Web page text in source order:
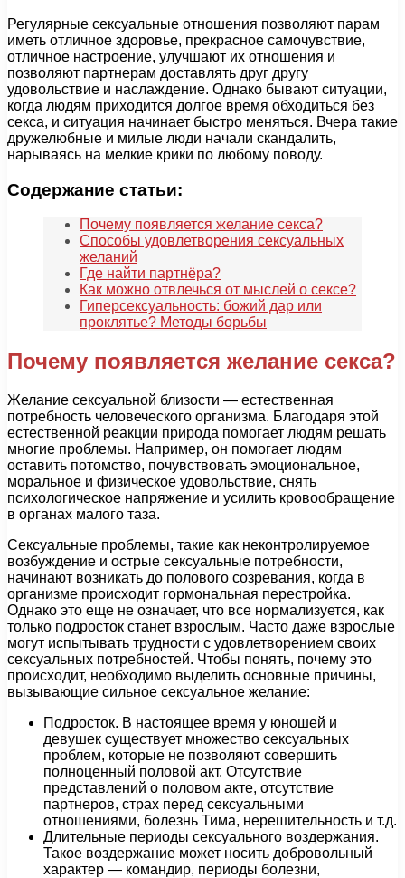
Регулярные сексуальные отношения позволяют парам
иметь отличное здоровье, прекрасное самочувствие,
отличное настроение, улучшают их отношения и
позволяют партнерам доставлять друг другу
удовольствие и наслаждение. Однако бывают ситуации,
когда людям приходится долгое время обходиться без
секса, и ситуация начинает быстро меняться. Вчера такие
дружелюбные и милые люди начали скандалить,
нарываясь на мелкие крики по любому поводу.
Содержание статьи:
Почему появляется желание секса?
Способы удовлетворения сексуальных
желаний
Где найти партнёра?
Как можно отвлечься от мыслей о сексе?
Гиперсексуальность: божий дар или
проклятье? Методы борьбы
Почему появляется желание секса?
Желание сексуальной близости — естественная
потребность человеческого организма. Благодаря этой
естественной реакции природа помогает людям решать
многие проблемы. Например, он помогает людям
оставить потомство, почувствовать эмоциональное,
моральное и физическое удовольствие, снять
психологическое напряжение и усилить кровообращение
в органах малого таза.
Сексуальные проблемы, такие как неконтролируемое
возбуждение и острые сексуальные потребности,
начинают возникать до полового созревания, когда в
организме происходит гормональная перестройка.
Однако это еще не означает, что все нормализуется, как
только подросток станет взрослым. Часто даже взрослые
могут испытывать трудности с удовлетворением своих
сексуальных потребностей. Чтобы понять, почему это
происходит, необходимо выделить основные причины,
вызывающие сильное сексуальное желание:
Подросток. В настоящее время у юношей и
девушек существует множество сексуальных
проблем, которые не позволяют совершить
полноценный половой акт. Отсутствие
представлений о половом акте, отсутствие
партнеров, страх перед сексуальными
отношениями, болезнь Тима, нерешительность и т.д.
Длительные периоды сексуального воздержания.
Такое воздержание может носить добровольный
характер — командир, периоды болезни,